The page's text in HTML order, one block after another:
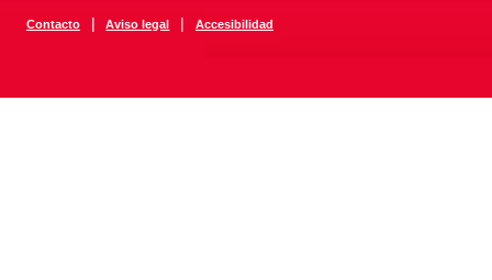
Contacto | Aviso legal | Accesibilidad